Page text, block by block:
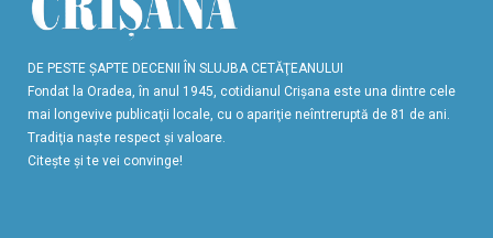
DE PESTE ŞAPTE DECENII ÎN SLUJBA CETĂŢEANULUI
Fondat la Oradea, în anul 1945, cotidianul Crişana este una dintre cele
mai longevive publicaţii locale, cu o apariţie neîntreruptă de 81 de ani.
Tradiţia naşte respect şi valoare.
Citeşte şi te vei convinge!